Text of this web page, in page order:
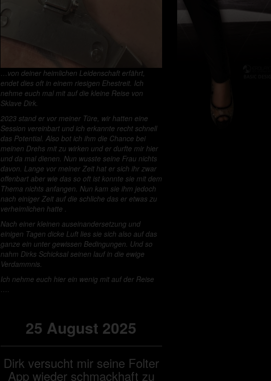
…von deiner heimlichen Leidenschaft erfährt,
endet dies oft in einem riesigen Ehestreit. Ich
nehme euch mal mit auf die kleine Reise von
Sklave Dirk.
2023 stand er vor meiner Türe, wir hatten eine
Session vereinbart und ich erkannte recht schnell
das Potential. Also bot ich ihm die Chance bei
meinen Drehs mit zu wirken und er durfte mir hier
und da mal dienen. Nun wusste seine Frau nichts
davon. Lange vor meiner Zeit hat er sich ihr zwar
offenbart aber wie das so oft ist konnte sie mit dem
Thema nichts anfangen. Nun kam sie ihm jedoch
nach einiger Zeit auf die schliche das er etwas zu
verheimlichen hatte .
Nach einer kleinen auseinandersetzung und
einigen Tagen dicke Luft lies sie sich also auf das
ganze ein unter gewissen Bedingungen. Und so
nahm Dirks Schicksal seinen lauf in die ewige
Verdammnis.
Ich nehme euch hier ein wenig mit auf der Reise
….
25 August 2025
Dirk versucht mir seine Folter
App wieder schmackhaft zu